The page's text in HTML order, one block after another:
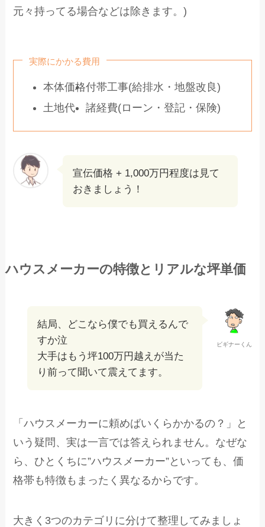
元々持ってる場合などは除きます。)
実際にかかる費用
本体価格付帯工事(給排水・地盤改良)
土地代 諸経費(ローン・登記・保険)
宣伝価格 + 1,000万円程度は見て
おきましょう！
ハウスメーカーの特徴とリアルな坪単価
ビギナーくん
結局、どこなら僕でも買えるんで
すか泣
大手はもう坪100万円越えが当た
り前って聞いて震えてます。
「ハウスメーカーに頼めばいくらかかるの？」と
いう疑問、実は一言では答えられません。なぜな
ら、ひとくちに”ハウスメーカー”といっても、価
格帯も特徴もまったく異なるからです。
大きく3つのカテゴリに分けて整理してみましょ